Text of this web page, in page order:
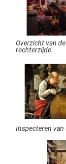
Overzicht van de
rechterzijde
Inspecteren van